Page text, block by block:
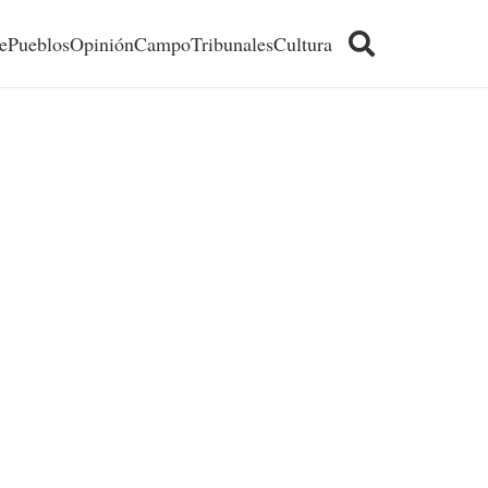
PueblosOpiniónCampoTribunalesCultura